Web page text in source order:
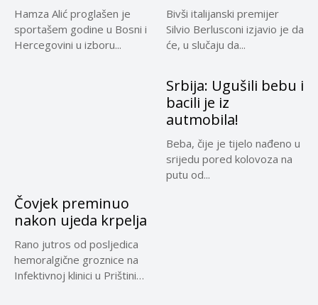
Hamza Alić proglašen je
sportašem godine u Bosni i
Hercegovini u izboru...
Bivši italijanski premijer
Silvio Berlusconi izjavio je da
će, u slučaju da...
Čovjek preminuo
nakon ujeda krpelja
Rano jutros od posljedica
hemoralgične groznice na
Infektivnoj klinici u Prištini
Srbija: Ugušili bebu i
bacili je iz
autmobila!
Beba, čije je tijelo nađeno u
srijedu pored kolovoza na
putu od...